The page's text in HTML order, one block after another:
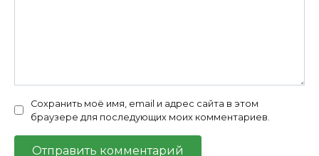
Сохранить моё имя, email и адрес сайта в этом
браузере для последующих моих комментариев.